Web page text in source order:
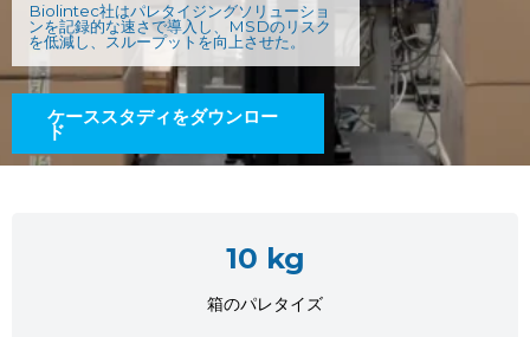
Biolintec社はパレタイジングソリューショ
ンを記録的な速さで導入し、MSDのリスク
を低減し、スループットを向上させた。
ケーススタディをダウンロー
ド
10 kg
箱のパレタイズ